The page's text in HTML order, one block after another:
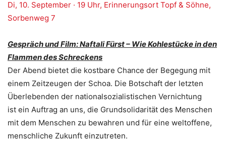
Di, 10. September · 19 Uhr, Erinnerungsort Topf & Söhne,
Sorbenweg 7
Gespräch und Film: Naftali Fürst – Wie Kohlestücke in den
Flammen des Schreckens
Der Abend bietet die kostbare Chance der Begegung mit
einem Zeitzeugen der Schoa. Die Botschaft der letzten
Überlebenden der nationalsozialistischen Vernichtung
ist ein Auftrag an uns, die Grundsolidarität des Menschen
mit dem Menschen zu bewahren und für eine weltoffene,
menschliche Zukunft einzutreten.